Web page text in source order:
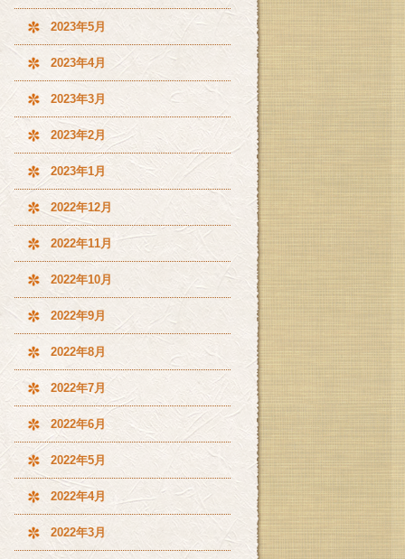
2023年5月
2023年4月
2023年3月
2023年2月
2023年1月
2022年12月
2022年11月
2022年10月
2022年9月
2022年8月
2022年7月
2022年6月
2022年5月
2022年4月
2022年3月